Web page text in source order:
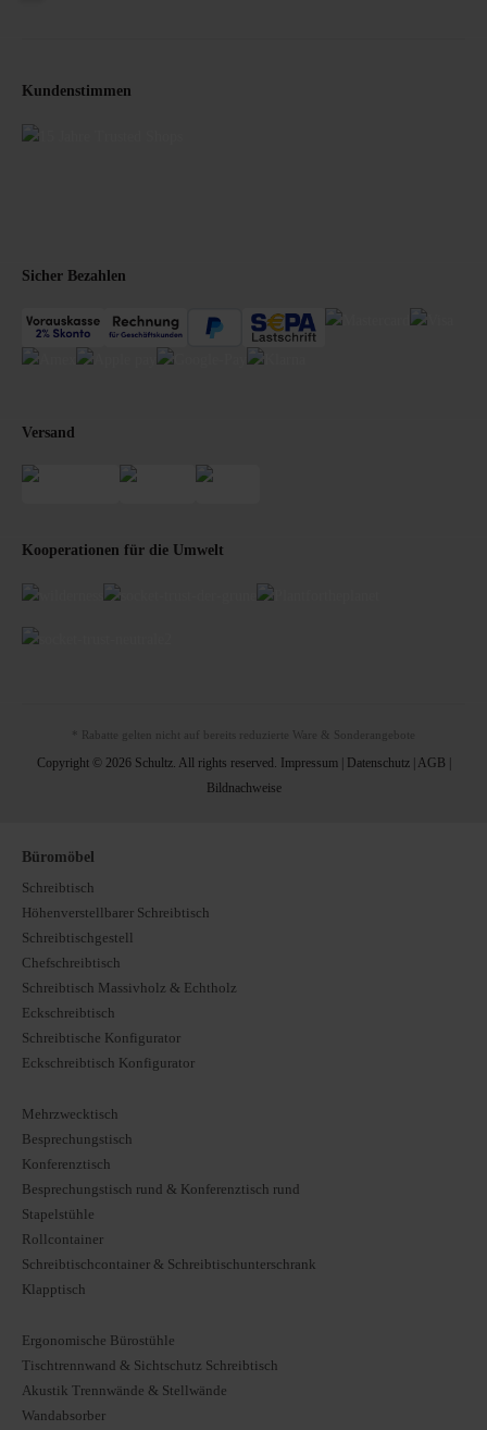
Kundenstimmen
Sicher Bezahlen
Versand
Kooperationen für die Umwelt
* Rabatte gelten nicht auf bereits reduzierte Ware & Sonderangebote
Copyright © 2026 Schultz. All rights reserved. Impressum| Datenschutz| AGB
Bildnachweise
Büromöbel
Schreibtisch
Höhenverstellbarer Schreibtisch
Schreibtischgestell
Chefschreibtisch
Schreibtisch Massivholz & Echtholz
Eckschreibtisch
Schreibtische Konfigurator
Eckschreibtisch Konfigurator
Mehrzwecktisch
Besprechungstisch
Konferenztisch
Besprechungstisch rund & Konferenztisch rund
Stapelstühle
Rollcontainer
Schreibtischcontainer & Schreibtischunterschrank
Klapptisch
Ergonomische Bürostühle
Tischtrennwand & Sichtschutz Schreibtisch
Akustik Trennwände & Stellwände
Wandabsorber